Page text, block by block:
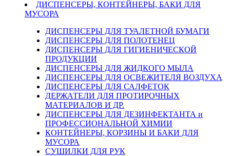
ДИСПЕНСЕРЫ, КОНТЕЙНЕРЫ, БАКИ ДЛЯ
МУСОРА
ДИСПЕНСЕРЫ ДЛЯ ТУАЛЕТНОЙ БУМАГИ
ДИСПЕНСЕРЫ ДЛЯ ПОЛОТЕНЕЦ
ДИСПЕНСЕРЫ ДЛЯ ГИГИЕНИЧЕСКОЙ
ПРОДУКЦИИ
ДИСПЕНСЕРЫ ДЛЯ ЖИДКОГО МЫЛА
ДИСПЕНСЕРЫ ДЛЯ ОСВЕЖИТЕЛЯ ВОЗДУХА
ДИСПЕНСЕРЫ ДЛЯ САЛФЕТОК
ДЕРЖАТЕЛИ ДЛЯ ПРОТИРОЧНЫХ
МАТЕРИАЛОВ И ДР.
ДИСПЕНСЕРЫ ДЛЯ ДЕЗИНФЕКТАНТА и
ПРОФЕССИОНАЛЬНОЙ ХИМИИ
КОНТЕЙНЕРЫ, КОРЗИНЫ И БАКИ ДЛЯ
МУСОРА
СУШИЛКИ ДЛЯ РУК